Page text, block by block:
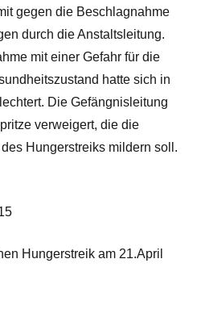
gegen die Beschlagnahme
durch die Anstaltsleitung.
mit einer Gefahr für die
hatte sich in
Die Gefängnisleitung
verweigert, die die
Hungerstreiks mildern soll.
Hungerstreik am 21.April